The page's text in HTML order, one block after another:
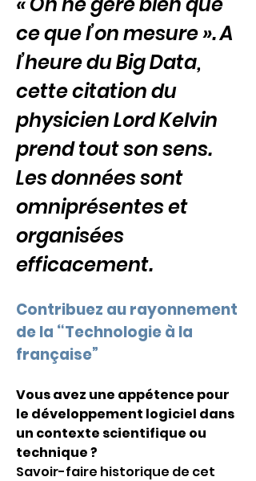
ce que l’on mesure ». A
l’heure du Big Data,
cette citation du
physicien Lord Kelvin
prend tout son sens.
Les données sont
omniprésentes et
organisées
efficacement.
Contribuez au rayonnement
de la “Technologie à la
française”
Vous avez une appétence pour
le développement logiciel dans
un contexte scientifique ou
technique ?